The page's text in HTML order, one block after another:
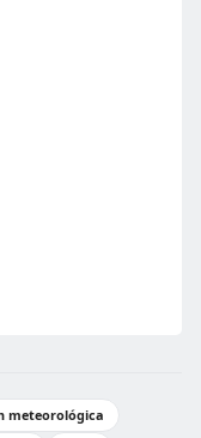
meteorológica